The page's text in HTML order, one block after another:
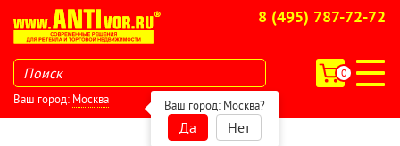
8 (495) 787-72-72
0
Ваш город: Москва Ваш город: Москва?
Да Нет